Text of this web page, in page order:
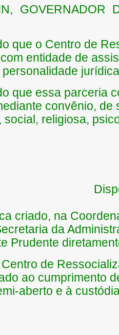
que o Centro de
entidade de
que essa parceria
convênio,
social, religiosa,
criado, na
da
Prudente
Centro de
ao cumprimento
aberto e à